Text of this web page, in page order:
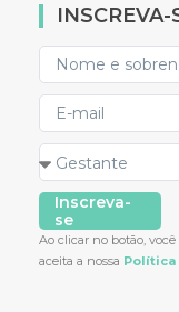
Inscreva-
se
Ao clicar no botão,
aceita a nossa Política